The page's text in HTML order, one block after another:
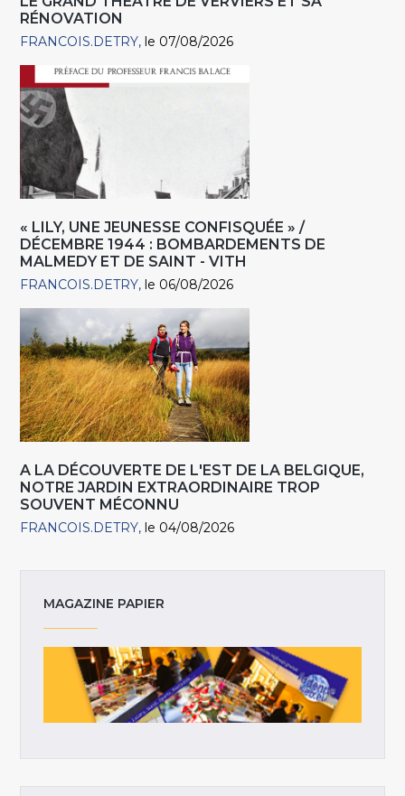
RÉNOVATION
FRANCOIS.DETRY le 07/08/2026
« LILY, UNE JEUNESSE CONFISQUÉE » /
DÉCEMBRE 1944 : BOMBARDEMENTS DE
MALMEDY ET DE SAINT - VITH
FRANCOIS.DETRY le 06/08/2026
A LA DÉCOUVERTE DE L'EST DE LA BELGIQUE,
NOTRE JARDIN EXTRAORDINAIRE TROP
SOUVENT MÉCONNU
FRANCOIS.DETRY le 04/08/2026
MAGAZINE PAPIER